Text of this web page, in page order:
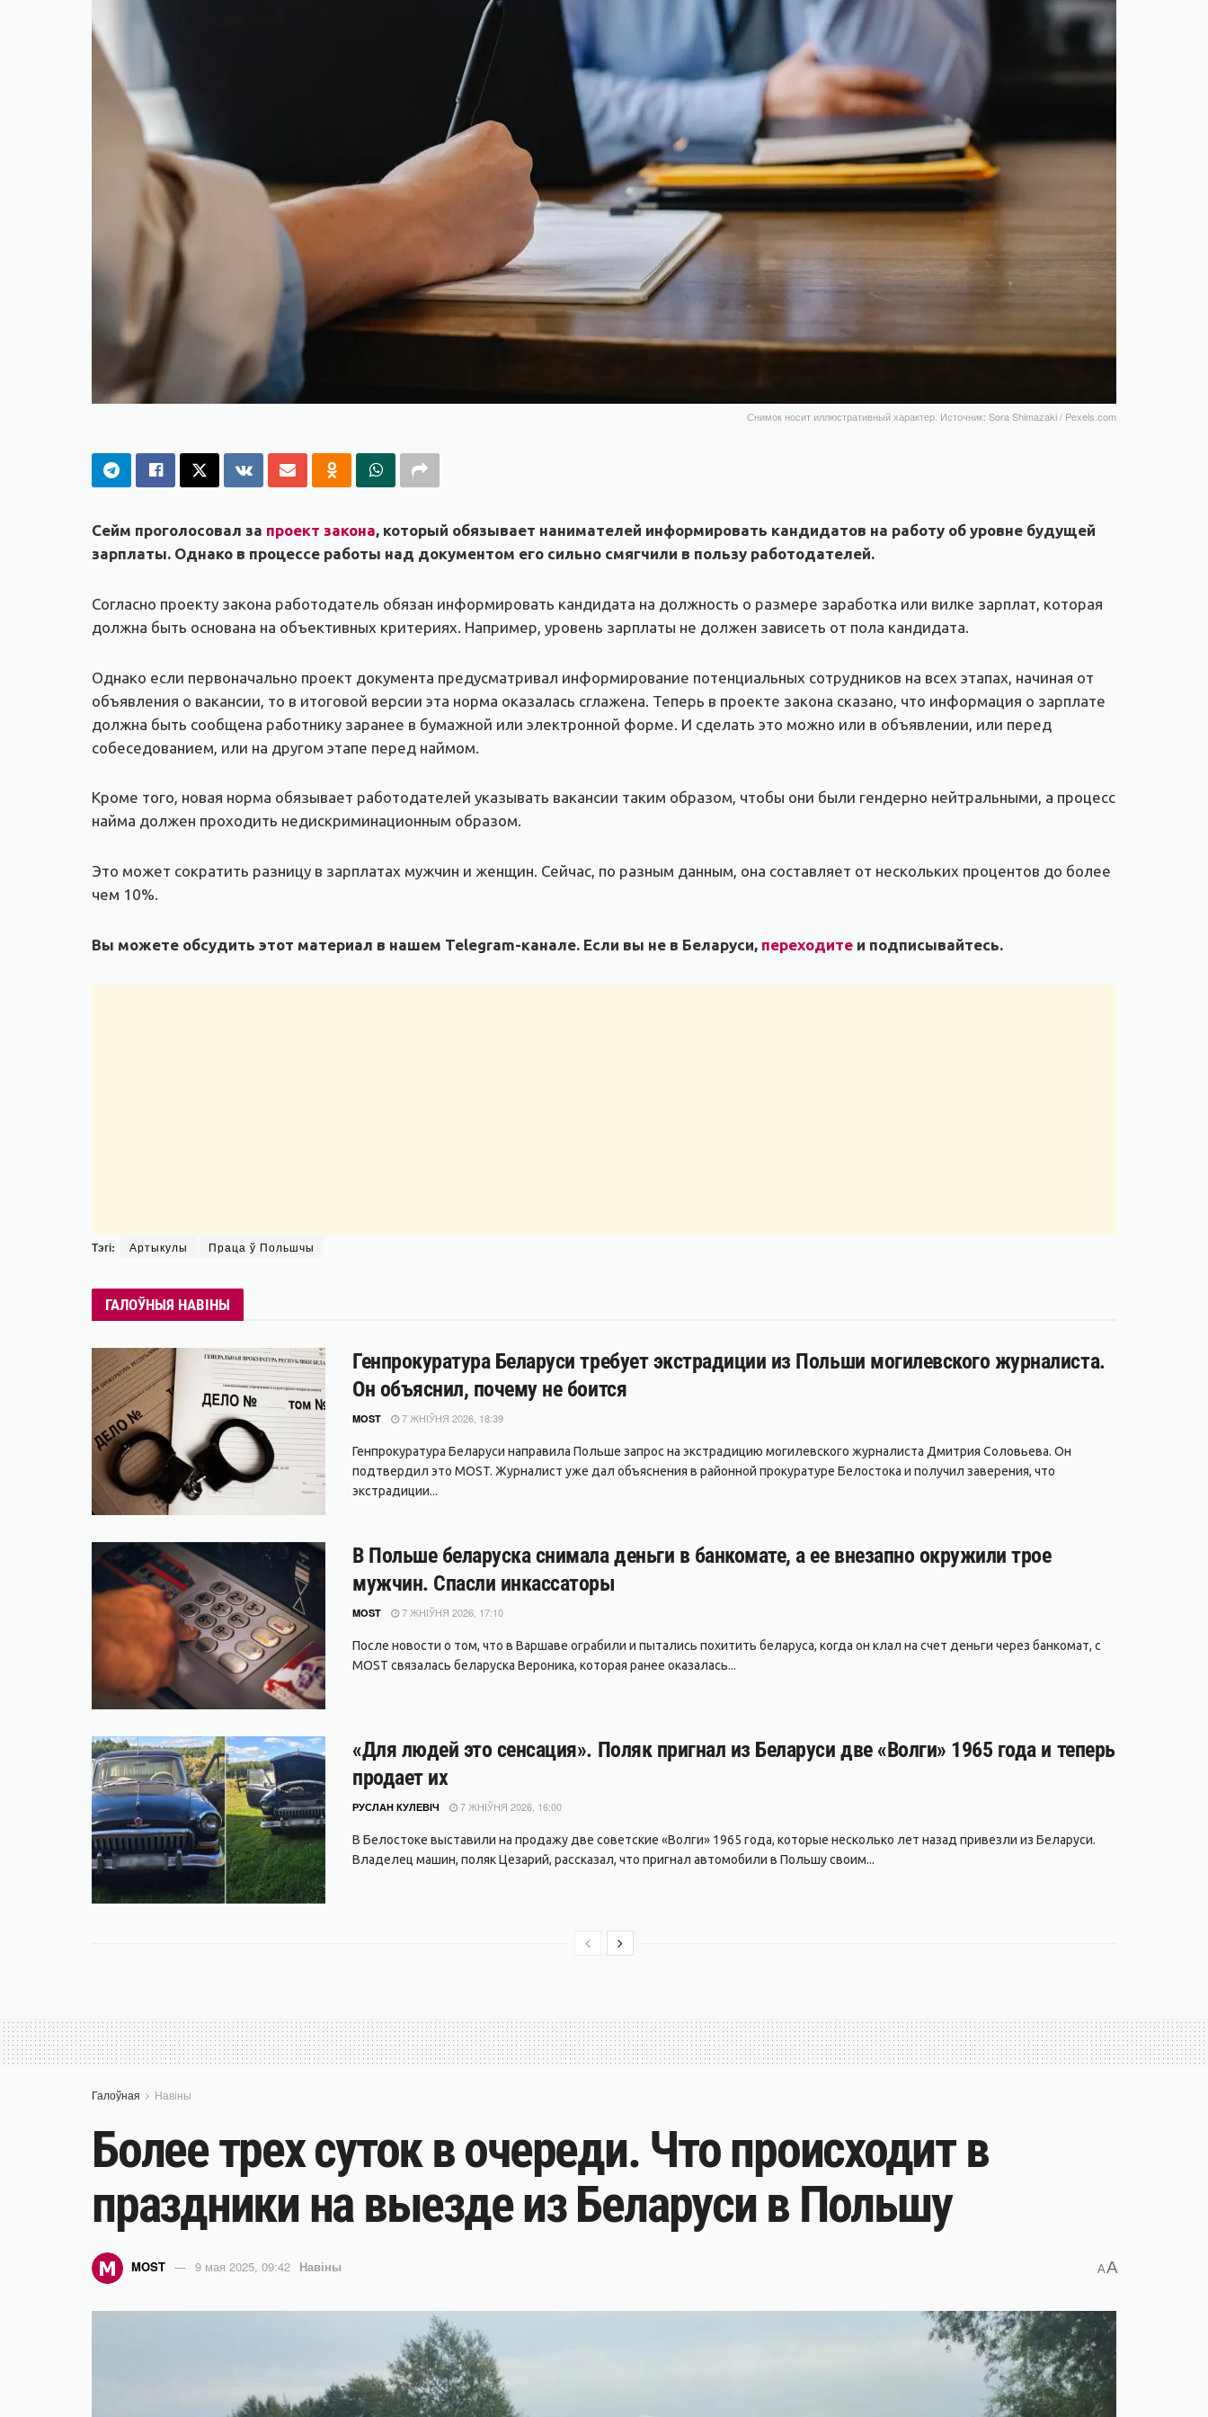
Снимок носит иллюстративный характер. Источник: Sora Shimazaki / Pexels.com
Сейм проголосовал за проект закона, который обязывает нанимателей информировать кандидатов на работу об уровне будущей
зарплаты. Однако в процессе работы над документом его сильно смягчили в пользу работодателей.
Согласно проекту закона работодатель обязан информировать кандидата на должность о размере заработка или вилке зарплат, которая
должна быть основана на объективных критериях. Например, уровень зарплаты не должен зависеть от пола кандидата.
Однако если первоначально проект документа предусматривал информирование потенциальных сотрудников на всех этапах, начиная от
объявления о вакансии, то в итоговой версии эта норма оказалась сглажена. Теперь в проекте закона сказано, что информация о зарплате
должна быть сообщена работнику заранее в бумажной или электронной форме. И сделать это можно или в объявлении, или перед
собеседованием, или на другом этапе перед наймом.
Кроме того, новая норма обязывает работодателей указывать вакансии таким образом, чтобы они были гендерно нейтральными, а процесс
найма должен проходить недискриминационным образом.
Это может сократить разницу в зарплатах мужчин и женщин. Сейчас, по разным данным, она составляет от нескольких процентов до более
чем 10%.
Вы можете обсудить этот материал в нашем Telegram-канале. Если вы не в Беларуси, переходите и подписывайтесь.
Тэгі: Артыкулы Праца ў Польшчы
ГАЛОЎНЫЯ НАВІНЫ
Генпрокуратура Беларуси требует экстрадиции из Польши могилевского журналиста.
Он объяснил, почему не боится
MOST 7 ЖНІЎНЯ 2026, 18:39
Генпрокуратура Беларуси направила Польше запрос на экстрадицию могилевского журналиста Дмитрия Соловьева. Он
подтвердил это MOST. Журналист уже дал объяснения в районной прокуратуре Белостока и получил заверения, что
экстрадиции...
В Польше беларуска снимала деньги в банкомате, а ее внезапно окружили трое
мужчин. Спасли инкассаторы
MOST 7 ЖНІЎНЯ 2026, 17:10
После новости о том, что в Варшаве ограбили и пытались похитить беларуса, когда он клал на счет деньги через банкомат, с
MOST связалась беларуска Вероника, которая ранее оказалась...
«Для людей это сенсация». Поляк пригнал из Беларуси две «Волги» 1965 года и теперь
продает их
РУСЛАН КУЛЕВІЧ 7 ЖНІЎНЯ 2026, 16:00
В Белостоке выставили на продажу две советские «Волги» 1965 года, которые несколько лет назад привезли из Беларуси.
Владелец машин, поляк Цезарий, рассказал, что пригнал автомобили в Польшу своим...
Галоўная Навіны
Более трех суток в очереди. Что происходит в
праздники на выезде из Беларуси в Польшу
MOST 9 мая 2025, 09:42 Навіны AA